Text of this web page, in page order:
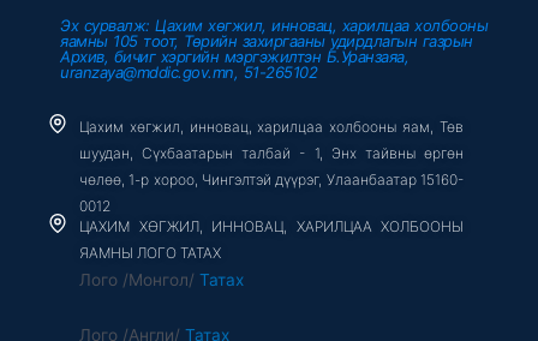
Эх сурвалж: Цахим хөгжил, инновац, харилцаа холбооны
яамны 105 тоот, Төрийн захиргааны удирдлагын газрын
Архив, бичиг хэргийн мэргэжилтэн Б.Уранзаяа,
uranzaya@mddic.gov.mn, 51-265102
Цахим хөгжил, инновац, харилцаа холбооны яам, Төв
шуудан, Сүхбаатарын талбай - 1, Энх тайвны өргөн
чөлөө, 1-р хороо, Чингэлтэй дүүрэг, Улаанбаатар 15160-
0012
ЦАХИМ ХӨГЖИЛ, ИННОВАЦ, ХАРИЛЦАА ХОЛБООНЫ
ЯАМНЫ ЛОГО ТАТАХ
Лого /Монгол/ Татах
Лого /Англи/ Татах